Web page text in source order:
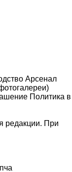
Арсенал
Политика в
редакции. При